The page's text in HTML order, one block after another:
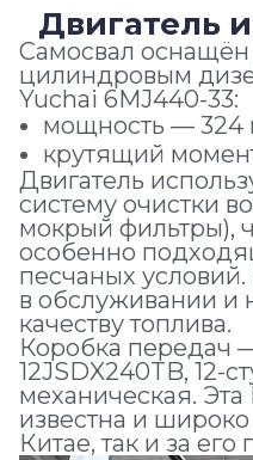
Двигатель
Самосвал
цилиндровым
Yuchai 6MJ440-33:
мощность — 324
крутящий
Двигатель
систему очистки
мокрый фильтры),
особенно
песчаных
в обслуживании и
качеству топлива.
Коробка передач
12JSDX240TB, 12-
механическая.
известна и широко
Китае, так и за